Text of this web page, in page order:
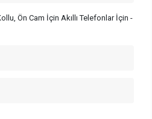
Ön Cam İçin Akıllı Telefonlar İçin -